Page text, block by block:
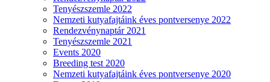
Tenyészszemle 2022
Nemzeti kutyafajtáink éves pontversenye 2022
Rendezvénynaptár 2021
Tenyészszemle 2021
Events 2020
Breeding test 2020
Nemzeti kutyafajtáink éves pontversenye 2020